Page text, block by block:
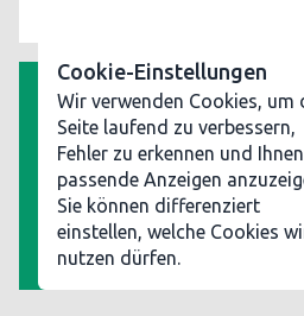
AGB
Datenschutz
Impressum
Werben Sie auf
Cookie-Einstellungen
Wir verwenden Cookies, um
Seite laufend zu verbessern,
Fehler zu erkennen und Ihnen
passende Anzeigen
Sie können differenziert
einstellen, welche Cookies
nutzen dürfen.